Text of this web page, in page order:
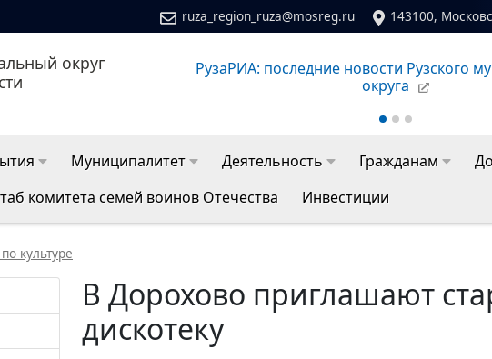
ruza_region_ruza@mosreg.ru 143100,
округ
Рузского муниципального
Сайт молодежного центра Рузского
Муниципалитет Деятельность Гражданам
комитета семей воинов Отечества Инвестиции
культуре
В Дорохово приглашают
дискотеку